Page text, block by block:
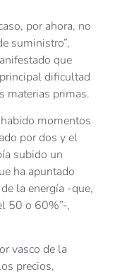
por ahora, no
suministro”,
que
dificultad
materias primas.
momentos
por dos y el
subido un
ha apuntado
la energía -que,
50 o 60%”-,
vasco de la
precios,